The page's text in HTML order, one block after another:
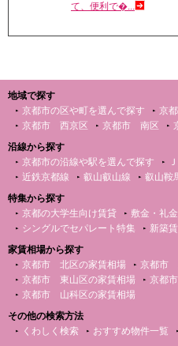
て、便利で�...
地域で探す
京都市の区や町を選んで探す
京
京都市 西京区
京都市 南区
沿線から探す
京都市の沿線や駅を選んで探す
近鉄京都線
叡山叡山線 叡山鞍
特集から探す
京都の大学生向け賃貸
敷金・礼
シングルでセパレート特集
新築
家賃相場から探す
京都市 北区の家賃相場
京都市
京都市 東山区の家賃相場
京都
京都市 山科区の家賃相場
その他の検索方法
くわしく検索
おすすめ物件一覧